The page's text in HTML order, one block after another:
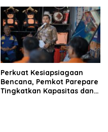
Perkuat Kesiapsiagaan
Bencana, Pemkot Parepare
Tingkatkan Kapasitas dan